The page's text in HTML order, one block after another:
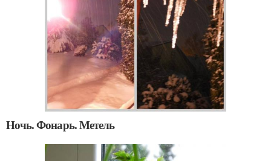
Ночь. Фонарь. Метель